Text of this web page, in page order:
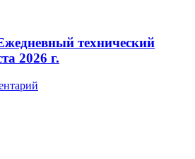
технический
2026 г.